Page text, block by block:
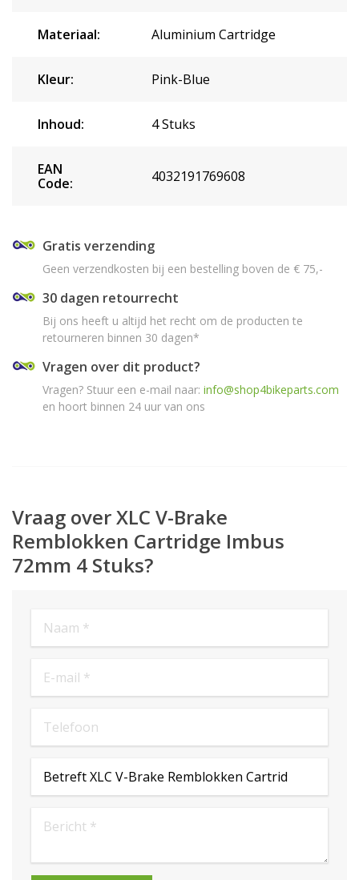
Materiaal: Aluminium Cartridge
Kleur: Pink-Blue
Inhoud: 4 Stuks
EAN
Code:
4032191769608
Gratis verzending
Geen verzendkosten bij een bestelling boven de € 75,-
30 dagen retourrecht
Bij ons heeft u altijd het recht om de producten te
retourneren binnen 30 dagen*
Vragen over dit product?
Vragen? Stuur een e-mail naar: info@shop4bikeparts.com
en hoort binnen 24 uur van ons
Vraag over XLC V-Brake
Remblokken Cartridge Imbus
72mm 4 Stuks?